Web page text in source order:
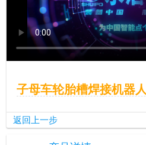
子母车轮胎槽焊接机器人
返回上一步